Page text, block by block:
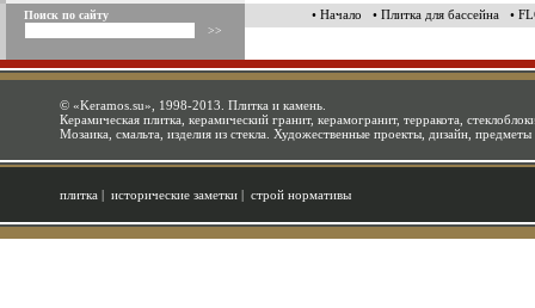
Поиск по сайту • Начало • Плитка для бассейна •
© «Keramos.su» , 1998-2013. Плитка и камень.
Керамическая плитка, керамический гранит, керамогранит, терракота,
Мозаика, смальта, изделия из стекла. Художественные проекты, дизайн, предметы
плитка | исторические заметки | строй нормативы